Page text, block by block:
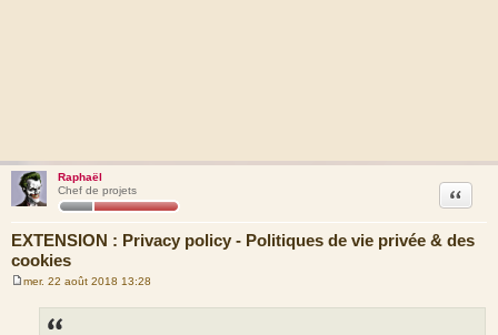
Raphaël
Chef de projets
EXTENSION : Privacy policy - Politiques de vie privée & des
cookies
Citation
mer. 22 août 2018 13:28